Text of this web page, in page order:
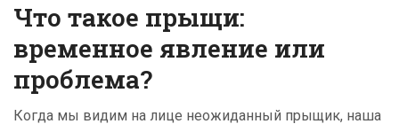
Что такое прыщи:
временное явление или
проблема?
Когда мы видим на лице неожиданный прыщик, наша